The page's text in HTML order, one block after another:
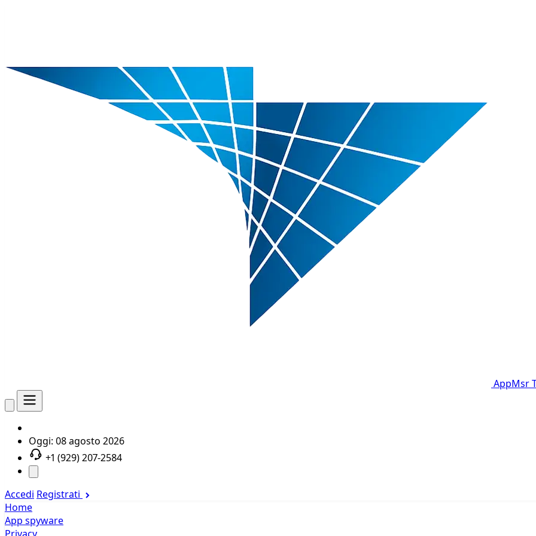
AppMsr
Oggi: 08 agosto 2026
+1 (929) 207-2584
Accedi Registrati
Home
App spyware